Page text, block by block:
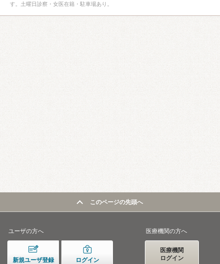
す。土曜日診察・女医在籍・駐車場あり。
このページの先頭へ
ユーザの方へ
新規ユーザ登録 ログイン
医療機関の方へ
医療機関
ログイン